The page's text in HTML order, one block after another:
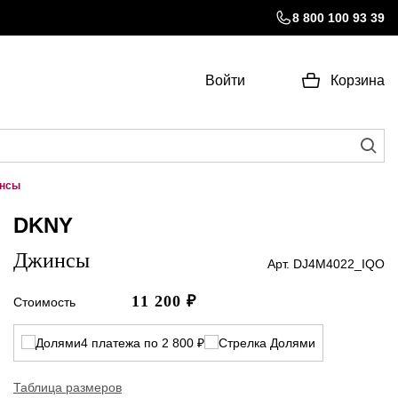
8 800 100 93 39
Войти Корзина
DKNY
Джинсы Арт. DJ4M4022_IQO
Стоимость 11 200 ₽
4 платежа по 2 800 ₽
Таблица размеров